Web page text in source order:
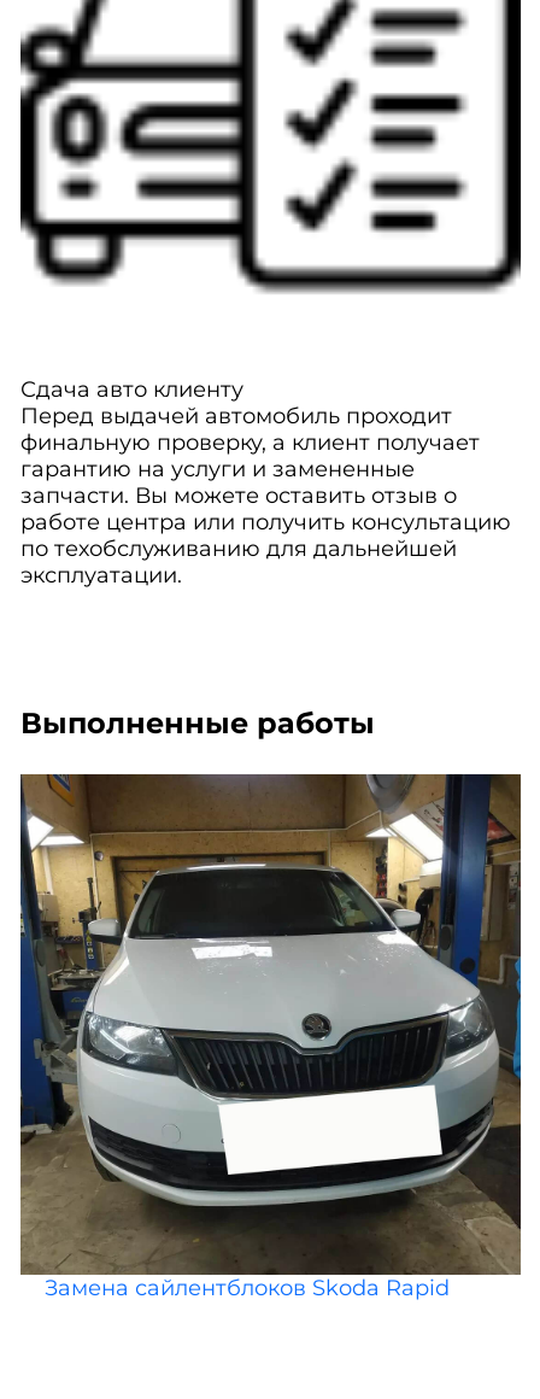
Сдача авто клиенту
Перед выдачей автомобиль проходит
финальную проверку, а клиент получает
гарантию на услуги и замененные
запчасти. Вы можете оставить отзыв о
работе центра или получить консультацию
по техобслуживанию для дальнейшей
эксплуатации.
Выполненные работы
Замена сайлентблоков Skoda Rapid